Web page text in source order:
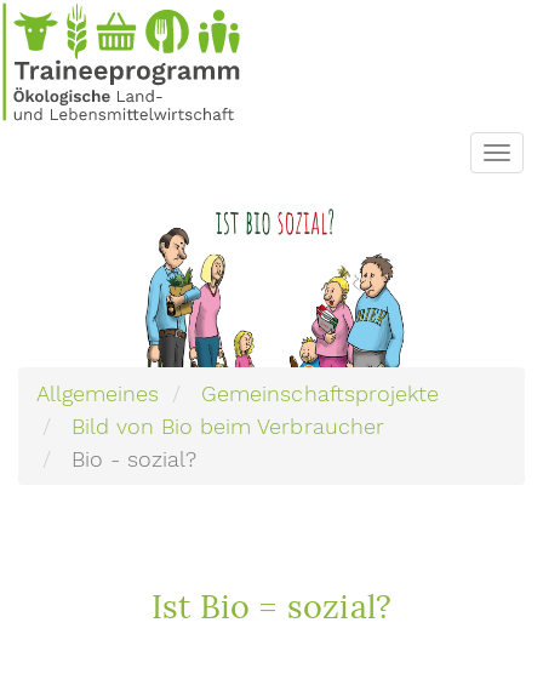
Direkt
zum
Inhalt
Allgemeines
Gemeinschaftsprojekte
Bild von Bio beim Verbraucher
Bio - sozial?
Ist Bio = sozial?